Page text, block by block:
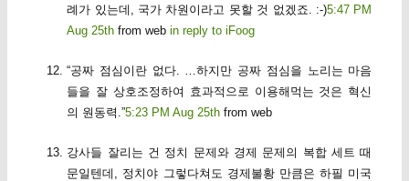
례가 있는데, 국가 차원이라고 못할 것 없겠죠. :-)5:47 PM
Aug 25th from web in reply to iFoog
“공짜 점심이란 없다. …하지만 공짜 점심을 노리는 마음
들을 잘 상호조정하여 효과적으로 이용해먹는 것은 혁신
의 원동력.”5:23 PM Aug 25th from web
강사들 잘리는 건 정치 문제와 경제 문제의 복합 세트 때
문일텐데, 정치야 그렇다쳐도 경제불황 만큼은 하필 미국